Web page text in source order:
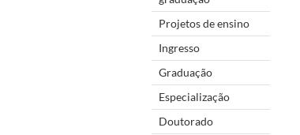
Projetos de ensino
Ingresso
Graduação
Especialização
Doutorado